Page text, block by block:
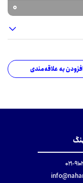
0
به علاقه‌مندی
۰۲۱